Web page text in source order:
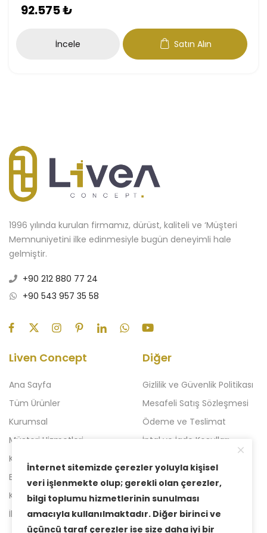
92.575₺
İncele Satın Alın
1996 yılında kurulan firmamız, dürüst, kaliteli ve ‘Müşteri
Memnuniyetini ilke edinmesiyle bugün deneyimli hale
gelmiştir.
+90 212 880 77 24
+90 543 957 35 58
Liven Concept
Ana Sayfa
Tüm Ürünler
Kurumsal
Müşteri Hizmetleri
Kampanyalı Ürünler
Blog
Kataloglar
İletişim
Diğer
Gizlilik ve Güvenlik Politikası
Mesafeli Satış Sözleşmesi
Ödeme ve Teslimat
İptal ve İade Koşulları
Liven 2'li Kampanyalar
Yeni Kampanya
İnternet sitemizde çerezler yoluyla kişisel
veri işlenmekte olup; gerekli olan çerezler,
bilgi toplumu hizmetlerinin sunulması
amacıyla kullanılmaktadır. Diğer birinci ve
üçüncü taraf çerezler ise size daha iyi bir